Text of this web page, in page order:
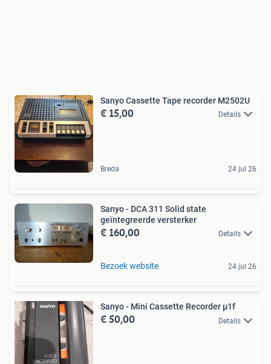
Sanyo Cassette Tape recorder M2502U
€ 15,00 Details
Breda 24 jul 26
Sanyo - DCA 311 Solid state
geïntegreerde versterker
€ 160,00 Details
Bezoek website 24 jul 26
Sanyo - Mini Cassette Recorder µ1f
€ 50,00 Details